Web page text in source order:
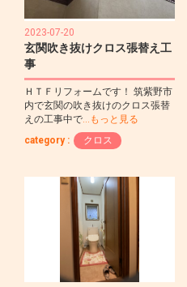
2023-07-20
玄関吹き抜けクロス張替え工
事
ＨＴＦリフォームです！ 筑紫野市
内で玄関の吹き抜けのクロス張替
えの工事中で …もっと見る
category :
クロス